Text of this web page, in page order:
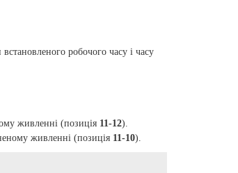
робочого часу і часу
живленні (позиція 11-12).
живленні (позиція 11-10).